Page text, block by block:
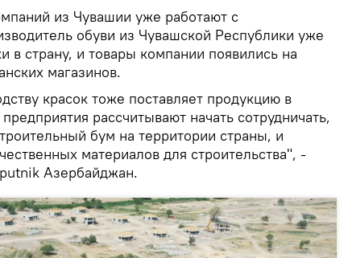
из Чувашии уже работают с
обуви из Чувашской Республики уже
в страну, и товары компании появились на
магазинов.
красок тоже поставляет продукцию в
рассчитывают начать сотрудничать,
бум на территории страны, и
материалов для строительства", -
Азербайджан.